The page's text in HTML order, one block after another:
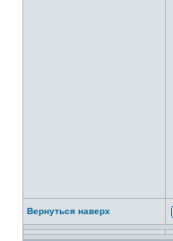
Вернуться наверх